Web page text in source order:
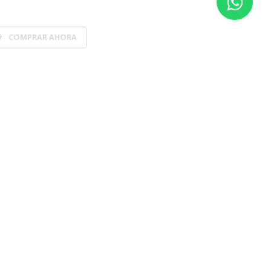
COMPRAR AHORA